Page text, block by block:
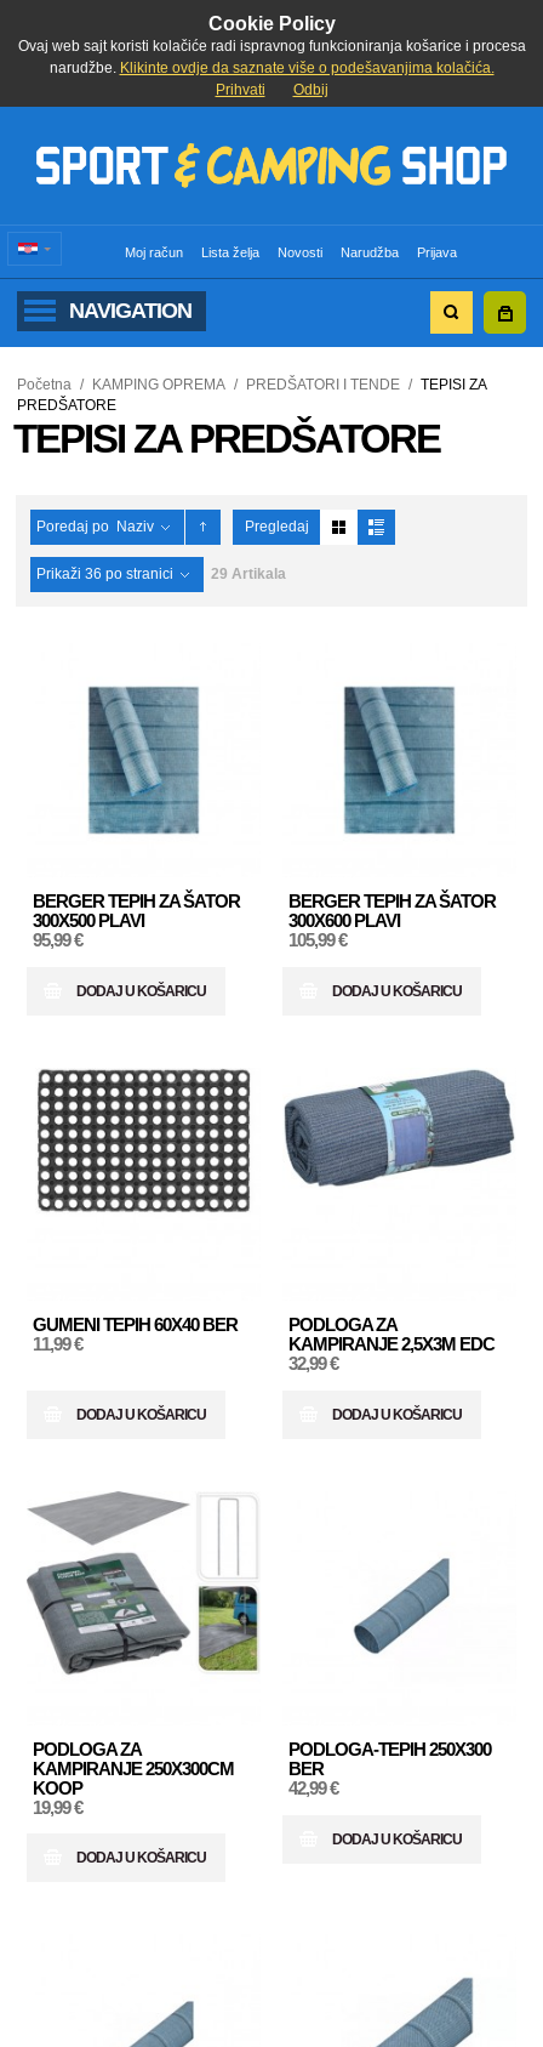
Cookie Policy
Ovaj web sajt koristi kolačiće radi ispravnog funkcioniranja košarice i procesa
narudžbe. Klikinte ovdje da saznate više o podešavanjima kolačića.
Prihvati
Odbij
Moj račun Lista želja Novosti Narudžba Prijava
NAVIGATION
Početna / KAMPING OPREMA / PREDŠATORI I TENDE / TEPISI ZA
PREDŠATORE
TEPISI ZA PREDŠATORE
Poredaj po Naziv Pregledaj
Prikaži 36 po stranici 29 Artikala
BERGER TEPIH ZA ŠATOR
300X500 PLAVI
95,99 €
DODAJ U KOŠARICU
BERGER TEPIH ZA ŠATOR
300X600 PLAVI
105,99 €
DODAJ U KOŠARICU
GUMENI TEPIH 60X40 BER
11,99 €
DODAJ U KOŠARICU
PODLOGA ZA
KAMPIRANJE 2,5X3M EDC
32,99 €
DODAJ U KOŠARICU
PODLOGA ZA
KAMPIRANJE 250X300CM
KOOP
19,99 €
DODAJ U KOŠARICU
PODLOGA-TEPIH 250X300
BER
42,99 €
DODAJ U KOŠARICU